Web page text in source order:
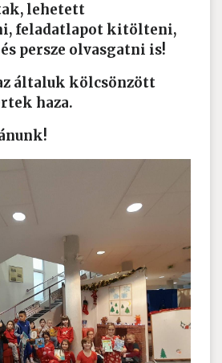
lehetett
feladatlapot kitölteni,
persze olvasgatni is!
általuk kölcsönzött
haza.